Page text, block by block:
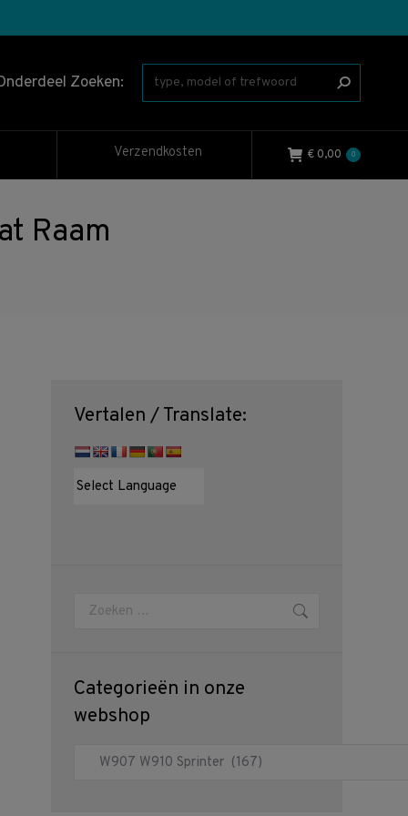
Zoeken:
Verzendkosten € 0,00 0
Raam
Vertalen / Translate:
Zoeken:
Categorieën in onze
webshop